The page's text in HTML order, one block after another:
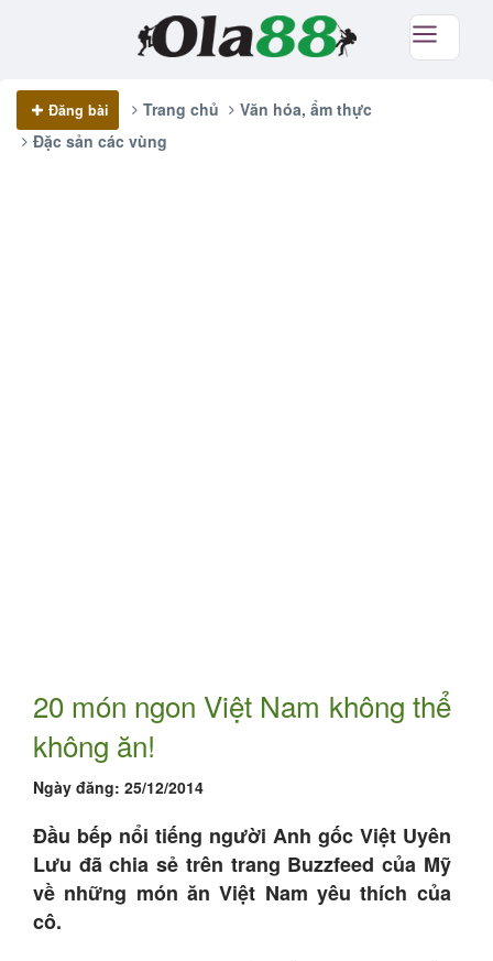
Đăng bài Trang chủ
Văn hóa, ẩm thực
Đặc sản các vùng
20 món ngon Việt Nam không thể
không ăn!
Ngày đăng: 25/12/2014
Đầu bếp nổi tiếng người Anh gốc Việt Uyên
Lưu đã chia sẻ trên trang Buzzfeed của Mỹ
về những món ăn Việt Nam yêu thích của
cô.